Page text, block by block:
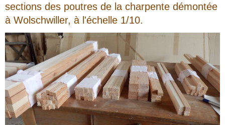
sections des poutres de la charpente démontée
à Wolschwiller, à l'échelle 1/10.